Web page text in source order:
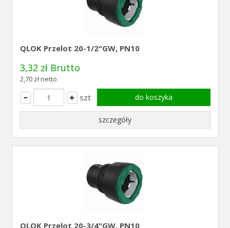
QLOK Przelot 20-1/2"GW, PN10
3,32 zł Brutto
2,70 zł netto
szt do koszyka
szczegóły
QLOK Przelot 20-3/4"GW, PN10